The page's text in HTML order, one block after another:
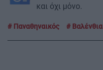
και όχι μόνο.
Παναθηναικός Βαλένθια